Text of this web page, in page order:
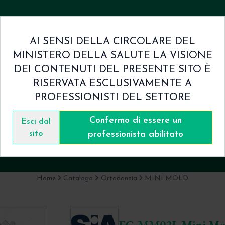
& CondizioniContatti
MM02L Mini Mold Retainer
SIA Orthodontics
Home Catalogo Ortodonzia MINI MOLD
AI SENSI DELLA CIRCOLARE DEL
MINISTERO DELLA SALUTE LA VISIONE
DEI CONTENUTI DEL PRESENTE SITO È
RISERVATA ESCLUSIVAMENTE A
PROFESSIONISTI DEL SETTORE
Esci dal
sito
Confermo di essere un
professionista abilitato